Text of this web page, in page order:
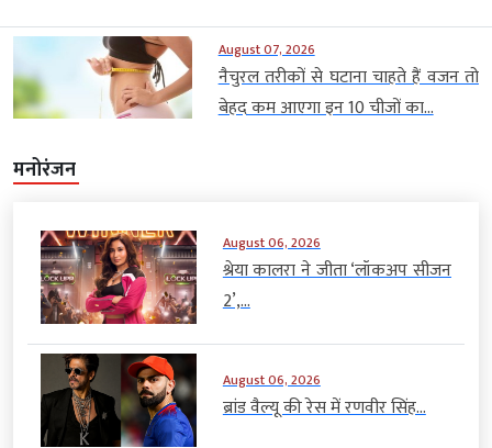
August 07, 2026
नैचुरल तरीकों से घटाना चाहते हैं वजन तो
बेहद कम आएगा इन 10 चीजों का...
मनोरंजन
August 06, 2026
श्रेया कालरा ने जीता ‘लॉकअप सीजन
2’,...
August 06, 2026
ब्रांड वैल्यू की रेस में रणवीर सिंह...